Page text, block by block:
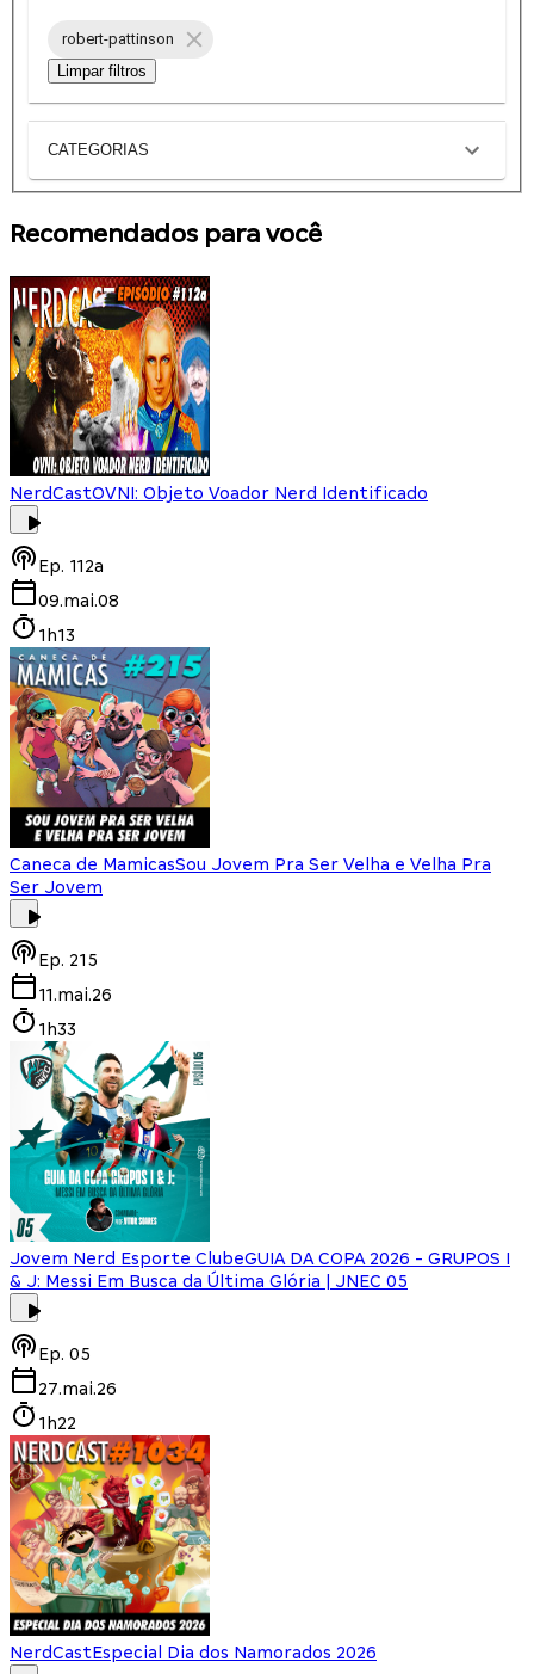
robert-pattinson
Limpar filtros
CATEGORIAS
Recomendados para você
NerdCastOVNI: Objeto Voador Nerd Identificado
Ep. 112a
09.mai.08
1h13
Caneca de MamicasSou Jovem Pra Ser Velha e Velha Pra
Ser Jovem
Ep. 215
11.mai.26
1h33
Jovem Nerd Esporte ClubeGUIA DA COPA 2026 - GRUPOS I
& J: Messi Em Busca da Última Glória | JNEC 05
Ep. 05
27.mai.26
1h22
NerdCastEspecial Dia dos Namorados 2026